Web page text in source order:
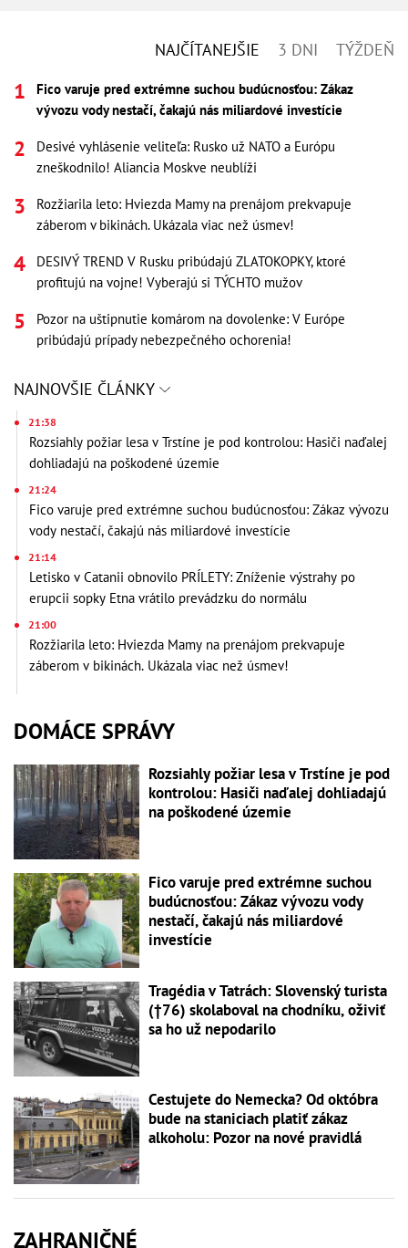
NAJČÍTANEJŠIE 3 DNI TÝŽDEŇ
Fico varuje pred extrémne suchou budúcnosťou: Zákaz
vývozu vody nestačí, čakajú nás miliardové investície
Desivé vyhlásenie veliteľa: Rusko už NATO a Európu
zneškodnilo! Aliancia Moskve neublíži
Rozžiarila leto: Hviezda Mamy na prenájom prekvapuje
záberom v bikinách. Ukázala viac než úsmev!
DESIVÝ TREND V Rusku pribúdajú ZLATOKOPKY, ktoré
profitujú na vojne! Vyberajú si TÝCHTO mužov
Pozor na uštipnutie komárom na dovolenke: V Európe
pribúdajú prípady nebezpečného ochorenia!
NAJNOVŠIE ČLÁNKY
21:38
Rozsiahly požiar lesa v Trstíne je pod kontrolou: Hasiči naďalej
dohliadajú na poškodené územie
21:24
Fico varuje pred extrémne suchou budúcnosťou: Zákaz vývozu
vody nestačí, čakajú nás miliardové investície
21:14
Letisko v Catanii obnovilo PRÍLETY: Zníženie výstrahy po
erupcii sopky Etna vrátilo prevádzku do normálu
21:00
Rozžiarila leto: Hviezda Mamy na prenájom prekvapuje
záberom v bikinách. Ukázala viac než úsmev!
DOMÁCE SPRÁVY
Rozsiahly požiar lesa v Trstíne je pod
kontrolou: Hasiči naďalej dohliadajú
na poškodené územie
Fico varuje pred extrémne suchou
budúcnosťou: Zákaz vývozu vody
nestačí, čakajú nás miliardové
investície
Tragédia v Tatrách: Slovenský turista
(†76) skolaboval na chodníku, oživiť
sa ho už nepodarilo
Cestujete do Nemecka? Od októbra
bude na staniciach platiť zákaz
alkoholu: Pozor na nové pravidlá
ZAHRANIČNÉ